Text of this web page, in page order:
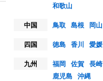
和歌山
中国
鳥取 島根 岡山
四国
徳島 香川 愛媛
九州
福岡 佐賀 長崎
鹿児島 沖縄